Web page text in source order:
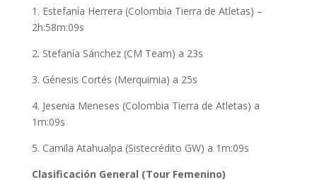
1. Estefanía Herrera (Colombia Tierra de Atletas) –
2h:58m:09s
2. Stefanía Sánchez (CM Team) a 23s
3. Génesis Cortés (Merquimia) a 25s
4. Jesenia Meneses (Colombia Tierra de Atletas) a
1m:09s
5. Camila Atahualpa (Sistecrédito GW) a 1m:09s
Clasificación General (Tour Femenino)